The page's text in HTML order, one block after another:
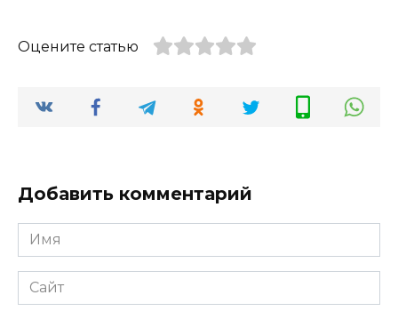
Оцените статью
Добавить комментарий
Имя
*
Сайт